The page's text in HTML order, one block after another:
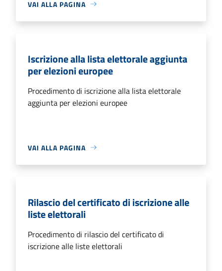
VAI ALLA PAGINA
Iscrizione alla lista elettorale aggiunta
per elezioni europee
Procedimento di iscrizione alla lista elettorale
aggiunta per elezioni europee
VAI ALLA PAGINA
Rilascio del certificato di iscrizione alle
liste elettorali
Procedimento di rilascio del certificato di
iscrizione alle liste elettorali